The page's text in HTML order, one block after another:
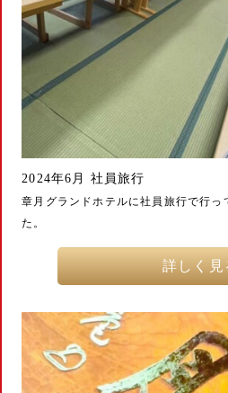
2024年6月 社員旅行
章月グランドホテルに社員旅行で行っ
た
詳しく見